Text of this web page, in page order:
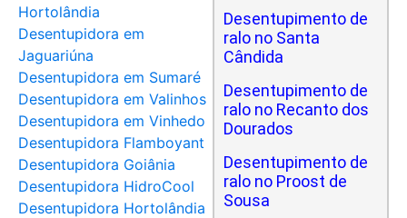
Hortolândia
Desentupidora em
Jaguariúna
Desentupidora em Sumaré
Desentupidora em Valinhos
Desentupidora em Vinhedo
Desentupidora Flamboyant
Desentupidora Goiânia
Desentupidora HidroCool
Desentupidora Hortolândia
Desentupimento de
ralo no Santa
Cândida
Desentupimento de
ralo no Recanto dos
Dourados
Desentupimento de
ralo no Proost de
Sousa